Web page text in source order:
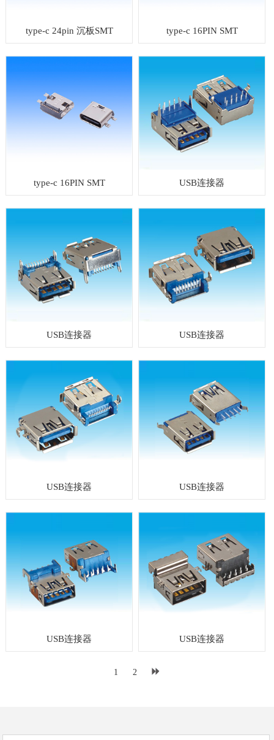
type-c 24pin 沉板SMT type-c 16PIN SMT
type-c 16PIN SMT USB连接器
USB连接器 USB连接器
USB连接器 USB连接器
USB连接器 USB连接器
1 2